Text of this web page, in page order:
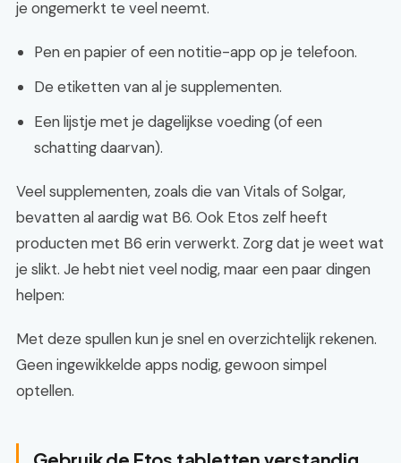
je ongemerkt te veel neemt.
Pen en papier of een notitie-app op je telefoon.
De etiketten van al je supplementen.
Een lijstje met je dagelijkse voeding (of een
schatting daarvan).
Veel supplementen, zoals die van Vitals of Solgar,
bevatten al aardig wat B6. Ook Etos zelf heeft
producten met B6 erin verwerkt. Zorg dat je weet wat
je slikt. Je hebt niet veel nodig, maar een paar dingen
helpen:
Met deze spullen kun je snel en overzichtelijk rekenen.
Geen ingewikkelde apps nodig, gewoon simpel
optellen.